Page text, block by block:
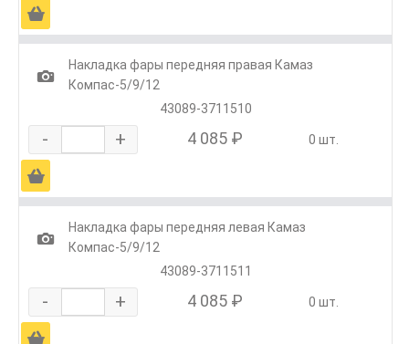
Ä
1
Накладка фары передняя правая Камаз
Компас-5/9/12
43089-3711510
- + 4 085 ₽ 0 шт.
Ä
1
Накладка фары передняя левая Камаз
Компас-5/9/12
43089-3711511
- + 4 085 ₽ 0 шт.
Ä